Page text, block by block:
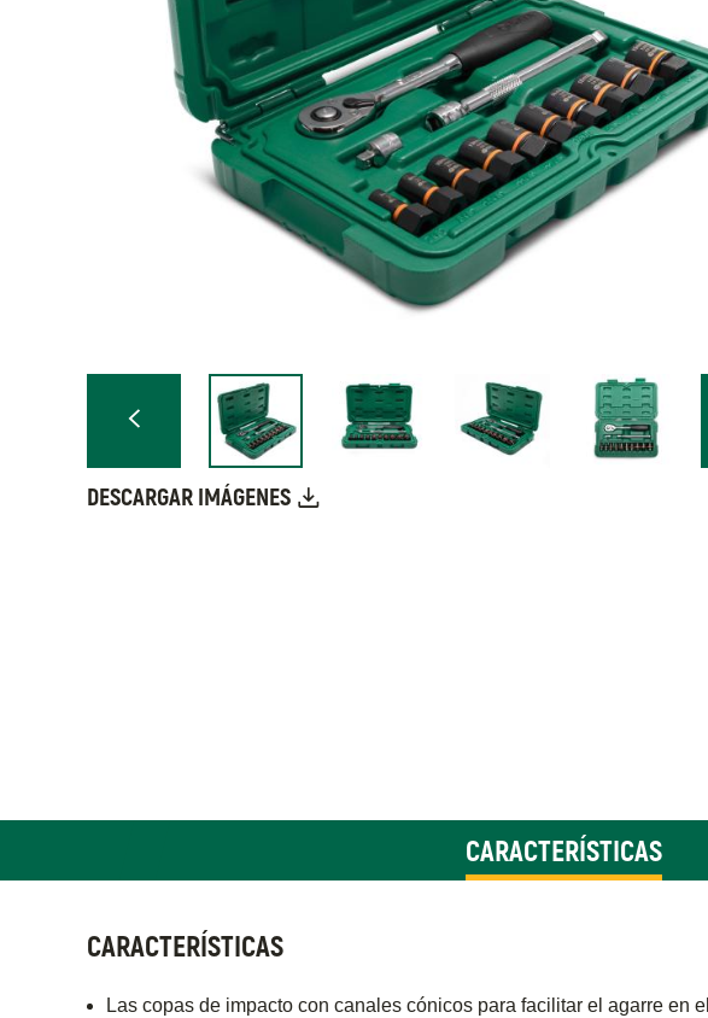
DESCARGAR IMÁGENES
CARACTERÍSTICAS
CARACTERÍSTICAS
Las copas de impacto con canales cónicos para facilitar el agarre